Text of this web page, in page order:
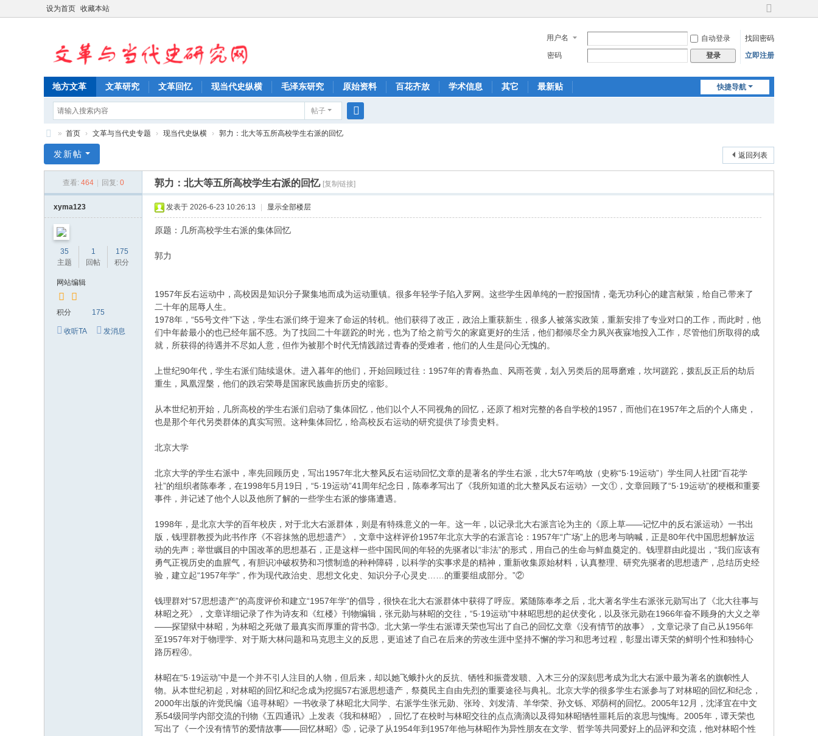
设为首页 收藏本站
切
到
宽
用户名 自动登录
找回密码
密码
登录 立即注册
快捷导航
地方文革 文革研究 文革回忆 现当代史纵横 毛泽东研究 原始资料 百花齐放 学术信息 其它 最新贴
帖子
革
» 首页 › 文革与当代史专题 › 现当代史纵横 › 郭力：北大等五所高校学生右派的回忆
返回列表
发新帖
查看: 464 回复: 0 郭力：北大等五所高校学生右派的回忆 [复制链接]
xyma123
35
主题
1
回帖
175
积分
网站编辑
积分 175
收听TA 发消息
发表于 2026-6-23 10:26:13 显示全部楼层
原题：几所高校学生右派的集体回忆
郭力
1957年反右运动中，高校因是知识分子聚集地而成为运动重镇。很多年轻学子陷入罗网。这些学生因单纯的一腔报国情，毫无功利心的建言献策，给自己带来了
二十年的屈辱人生。
1978年，“55号文件”下达，学生右派们终于迎来了命运的转机。他们获得了改正，政治上重获新生，很多人被落实政策，重新安排了专业对口的工作，而此时，他
们中年龄最小的也已经年届不惑。为了找回二十年蹉跎的时光，也为了给之前亏欠的家庭更好的生活，他们都倾尽全力夙兴夜寐地投入工作，尽管他们所取得的成
就，所获得的待遇并不尽如人意，但作为被那个时代无情践踏过青春的受难者，他们的人生是问心无愧的。
上世纪90年代，学生右派们陆续退休。进入暮年的他们，开始回顾过往：1957年的青春热血、风雨苍黄，划入另类后的屈辱磨难，坎坷蹉跎，拨乱反正后的劫后
重生，凤凰涅槃，他们的跌宕荣辱是国家民族曲折历史的缩影。
从本世纪初开始，几所高校的学生右派们启动了集体回忆，他们以个人不同视角的回忆，还原了相对完整的各自学校的1957，而他们在1957年之后的个人痛史，
也是那个年代另类群体的真实写照。这种集体回忆，给高校反右运动的研究提供了珍贵史料。
北京大学
北京大学的学生右派中，率先回顾历史，写出1957年北大整风反右运动回忆文章的是著名的学生右派，北大57年鸣放（史称“5·19运动”）学生同人社团“百花学
社”的组织者陈奉孝，在1998年5月19日，“5·19运动”41周年纪念日，陈奉孝写出了《我所知道的北大整风反右运动》一文①，文章回顾了“5·19运动”的梗概和重要
事件，并记述了他个人以及他所了解的一些学生右派的惨痛遭遇。
1998年，是北京大学的百年校庆，对于北大右派群体，则是有特殊意义的一年。这一年，以记录北大右派言论为主的《原上草——记忆中的反右派运动》一书出
版，钱理群教授为此书作序《不容抹煞的思想遗产》，文章中这样评价1957年北京大学的右派言论：1957年“广场”上的思考与呐喊，正是80年代中国思想解放运
动的先声；举世瞩目的中国改革的思想基石，正是这样一些中国民间的年轻的先驱者以“非法”的形式，用自己的生命与鲜血奠定的。钱理群由此提出，“我们应该有
勇气正视历史的血腥气，有胆识冲破权势和习惯制造的种种障碍，以科学的实事求是的精神，重新收集原始材料，认真整理、研究先驱者的思想遗产，总结历史经
验，建立起“1957年学”，作为现代政治史、思想文化史、知识分子心灵史……的重要组成部分。”②
钱理群对“57思想遗产”的高度评价和建立“1957年学”的倡导，很快在北大右派群体中获得了呼应。紧随陈奉孝之后，北大著名学生右派张元勋写出了《北大往事与
林昭之死》，文章详细记录了作为诗友和《红楼》刊物编辑，张元勋与林昭的交往，“5·19运动”中林昭思想的起伏变化，以及张元勋在1966年奋不顾身的大义之举
——探望狱中林昭，为林昭之死做了最真实而厚重的背书③。北大第一学生右派谭天荣也写出了自己的回忆文章《没有情节的故事》，文章记录了自己从1956年
至1957年对于物理学、对于斯大林问题和马克思主义的反思，更追述了自己在后来的劳改生涯中坚持不懈的学习和思考过程，彰显出谭天荣的鲜明个性和独特心
路历程④。
林昭在“5·19运动”中是一个并不引人注目的人物，但后来，却以她飞蛾扑火的反抗、牺牲和振聋发聩、入木三分的深刻思考成为北大右派中最为著名的旗帜性人
物。从本世纪初起，对林昭的回忆和纪念成为挖掘57右派思想遗产，祭奠民主自由先烈的重要途径与典礼。北京大学的很多学生右派参与了对林昭的回忆和纪念，
2000年出版的许觉民编《追寻林昭》一书收录了林昭北大同学、右派学生张元勋、张玲、刘发清、羊华荣、孙文铄、邓荫柯的回忆。2005年12月，沈泽宜在中文
系54级同学内部交流的刊物《五四通讯》上发表《我和林昭》，回忆了在校时与林昭交往的点点滴滴以及得知林昭牺牲噩耗后的哀思与愧悔。2005年，谭天荣也
写出了《一个没有情节的爱情故事——回忆林昭》⑤，记录了从1954年到1957年他与林昭作为异性朋友在文学、哲学等共同爱好上的品评和交流，他对林昭个性